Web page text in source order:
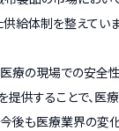
給体制を整えていま
医療の現場での安全
提供することで、医
今後も医療業界の変